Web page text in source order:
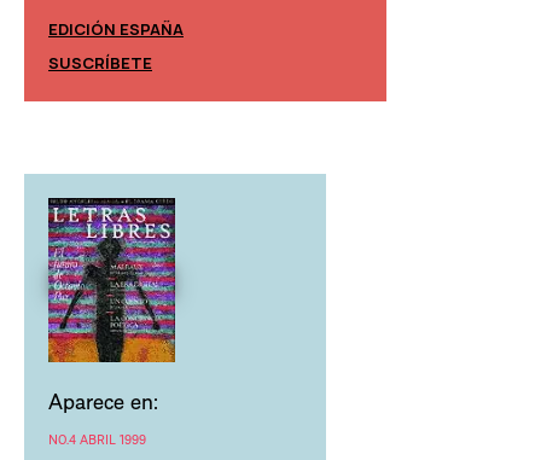
EDICIÓN ESPAÑA
SUSCRÍBETE
Aparece en:
NO.4 ABRIL 1999